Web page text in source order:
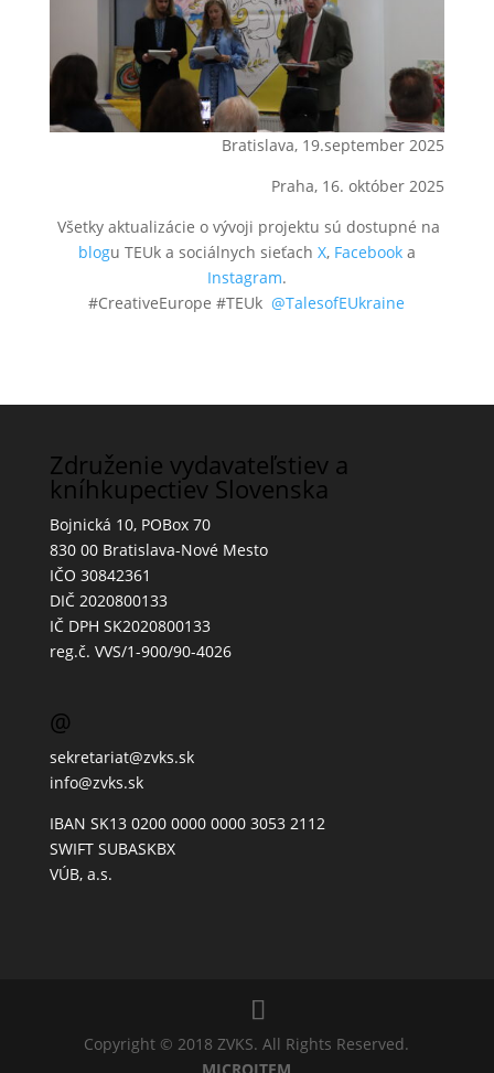
Bratislava, 19.september 2025
Praha, 16. október 2025
Všetky aktualizácie o vývoji projektu sú dostupné na
blogu TEUk a sociálnych sieťach X, Facebooka
Instagram.
#CreativeEurope #TEUk @TalesofEUkraine
Združenie vydavateľstiev a
kníhkupectiev Slovenska
Bojnická 10, POBox 70
830 00 Bratislava-Nové Mesto
IČO 30842361
DIČ 2020800133
IČ DPH SK2020800133
reg.č. VVS/1-900/90-4026
@
sekretariat@zvks.sk
info@zvks.sk
IBAN SK13 0200 0000 0000 3053 2112
SWIFT SUBASKBX
VÚB, a.s.
Copyright © 2018 ZVKS. All Rights Reserved.